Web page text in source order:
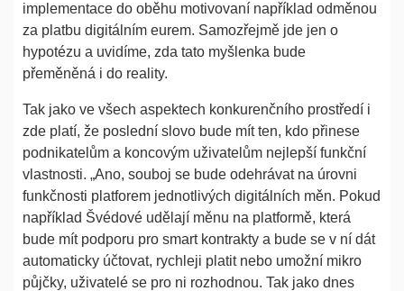
implementace do oběhu motivovaní například odměnou
za platbu digitálním eurem. Samozřejmě jde jen o
hypotézu a uvidíme, zda tato myšlenka bude
přeměněná i do reality.
Tak jako ve všech aspektech konkurenčního prostředí i
zde platí, že poslední slovo bude mít ten, kdo přinese
podnikatelům a koncovým uživatelům nejlepší funkční
vlastnosti. „Ano, souboj se bude odehrávat na úrovni
funkčnosti platforem jednotlivých digitálních měn. Pokud
například Švédové udělají měnu na platformě, která
bude mít podporu pro smart kontrakty a bude se v ní dát
automaticky účtovat, rychleji platit nebo umožní mikro
půjčky, uživatelé se pro ni rozhodnou. Tak jako dnes